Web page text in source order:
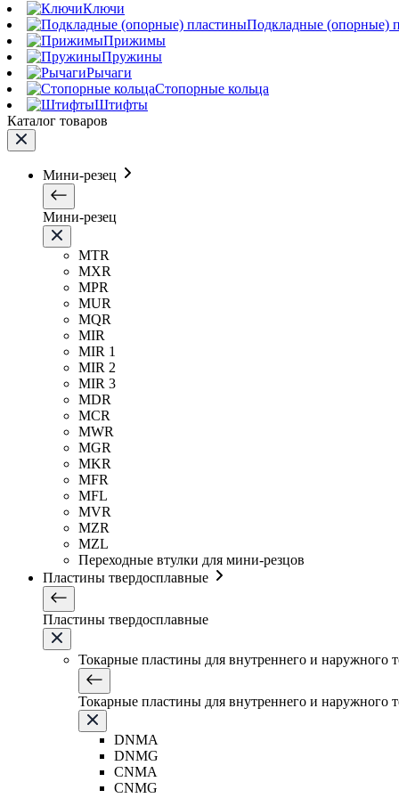
Ключи
Подкладные (опорные)
Прижимы
Пружины
Рычаги
Стопорные кольца
Штифты
Каталог товаров
Мини-резец
Мини-резец
MTR
MXR
MPR
MUR
MQR
MIR
MIR 1
MIR 2
MIR 3
MDR
MCR
MWR
MGR
MKR
MFR
MFL
MVR
MZR
MZL
Переходные втулки для мини-резцов
Пластины твердосплавные
Пластины твердосплавные
Токарные пластины для внутреннего и наружного
Токарные пластины для внутреннего и наружного
DNMA
DNMG
CNMA
CNMG